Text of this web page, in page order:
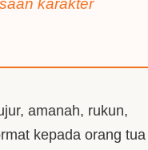
karakter
amanah, rukun,
kepada orang tua